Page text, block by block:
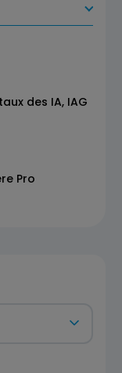
des IA, IAG
Pro